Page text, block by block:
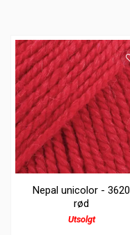
Nepal unicolor - 3620
rød
Utsolgt